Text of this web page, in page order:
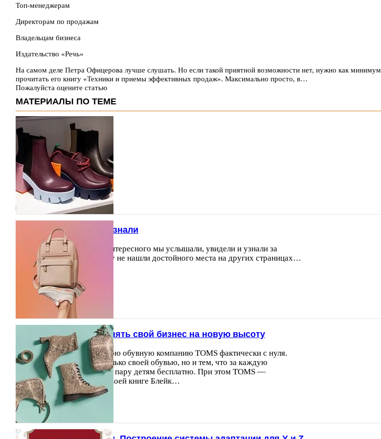
Топ-менеджерам
Директорам по продажам
Владельцам бизнеса
Издательство «Речь»
На самом деле Петра Офицерова лучше слушать. Но если такой приятной возможности нет, нужно как минимум
прочитать его книгу «Техники и приемы эффективных продаж». Максимально просто, в…
Пожалуйста оцените статью
МАТЕРИАЛЫ ПО ТЕМЕ
Что интересного мы узнали
Вот что еще полезного и интересного мы услышали, увидели и узнали за
прошедший месяц, но чему не нашли достойного места на других страницах…
26.10.2013
Что поможет вам поднять свой бизнес на новую высоту
Блейк Майкоски создал свою обувную компанию TOMS фактически с нуля.
Компания знаменита не только своей обувью, но и тем, что за каждую
проданную пару она дарит пару детям бесплатно. При этом TOMS —
прибыльная компания. В своей книге Блейк…
18.03.2015 19747